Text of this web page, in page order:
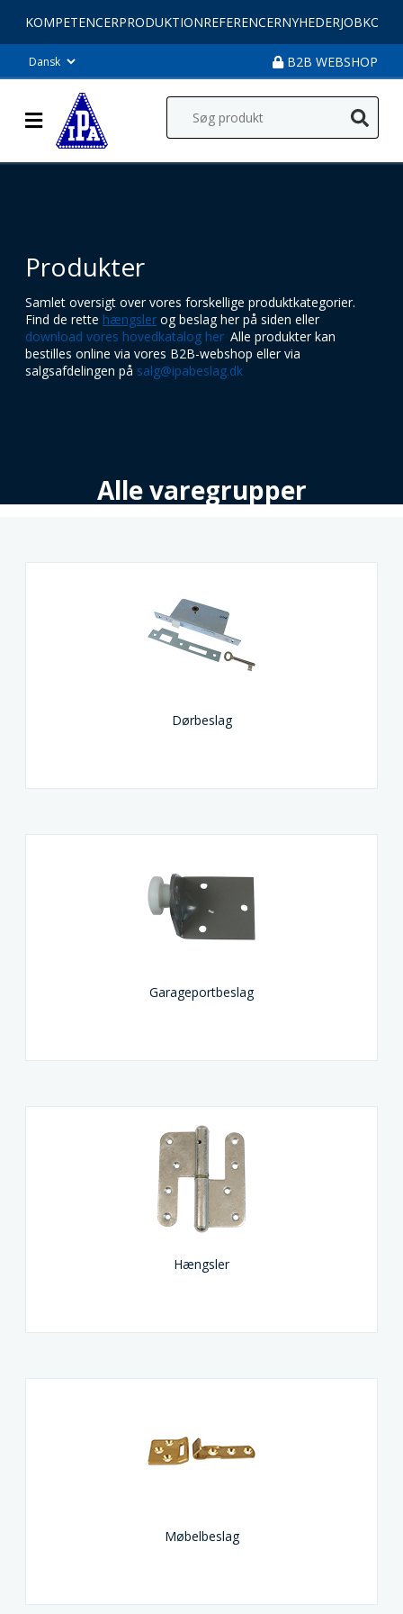
KOMPETENCERPRODUKTIONREFERENCERNYHEDERJOB
B2B WEBSHOP
Produkter
Samlet oversigt over vores forskellige produktkategorier.
Find de rette hængsler og beslag her på siden eller
download vores hovedkatalog her Alle produkter kan
bestilles online via vores B2B-webshop eller via
salgsafdelingen på salg@ipabeslag.dk
Alle varegrupper
Dørbeslag
Garageportbeslag
Hængsler
Møbelbeslag